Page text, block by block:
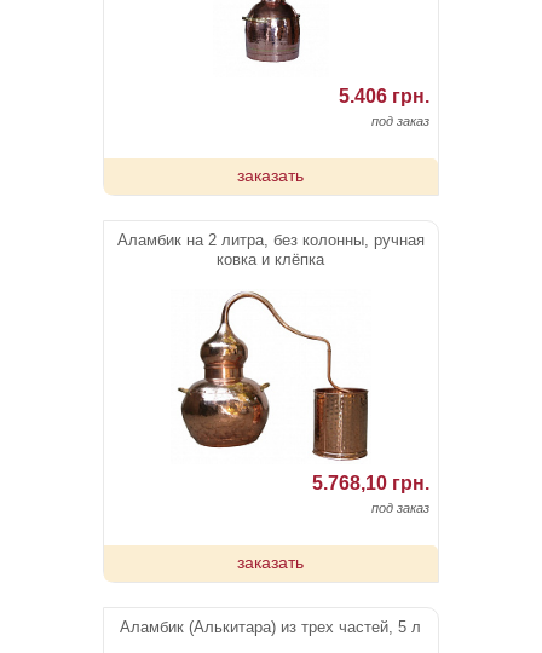
5.406 грн.
под заказ
заказать
Аламбик на 2 литра, без колонны, ручная
ковка и клёпка
5.768,10 грн.
под заказ
заказать
Аламбик (Алькитара) из трех частей, 5 л